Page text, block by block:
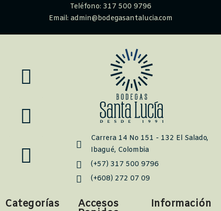
Teléfono: 317 500 9796
Email: admin@bodegasantalucia.com
Carrera 14 No 151 - 132 El Salado,
Ibagué, Colombia
(+57) 317 500 9796
(+608) 272 07 09
Categorías Accesos Información